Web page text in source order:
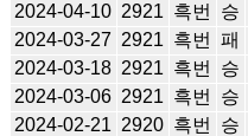
2024-04-10 2921 흑번 승
2024-03-27 2921 흑번 패
2024-03-18 2921 흑번 승
2024-03-06 2921 흑번 승
2024-02-21 2920 흑번 승